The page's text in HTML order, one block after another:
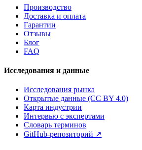
Производство
Доставка и оплата
Гарантии
Отзывы
Блог
FAQ
Исследования и данные
Исследования рынка
Открытые данные (CC BY 4.0)
Карта индустрии
Интервью с экспертами
Словарь терминов
GitHub-репозиторий ↗